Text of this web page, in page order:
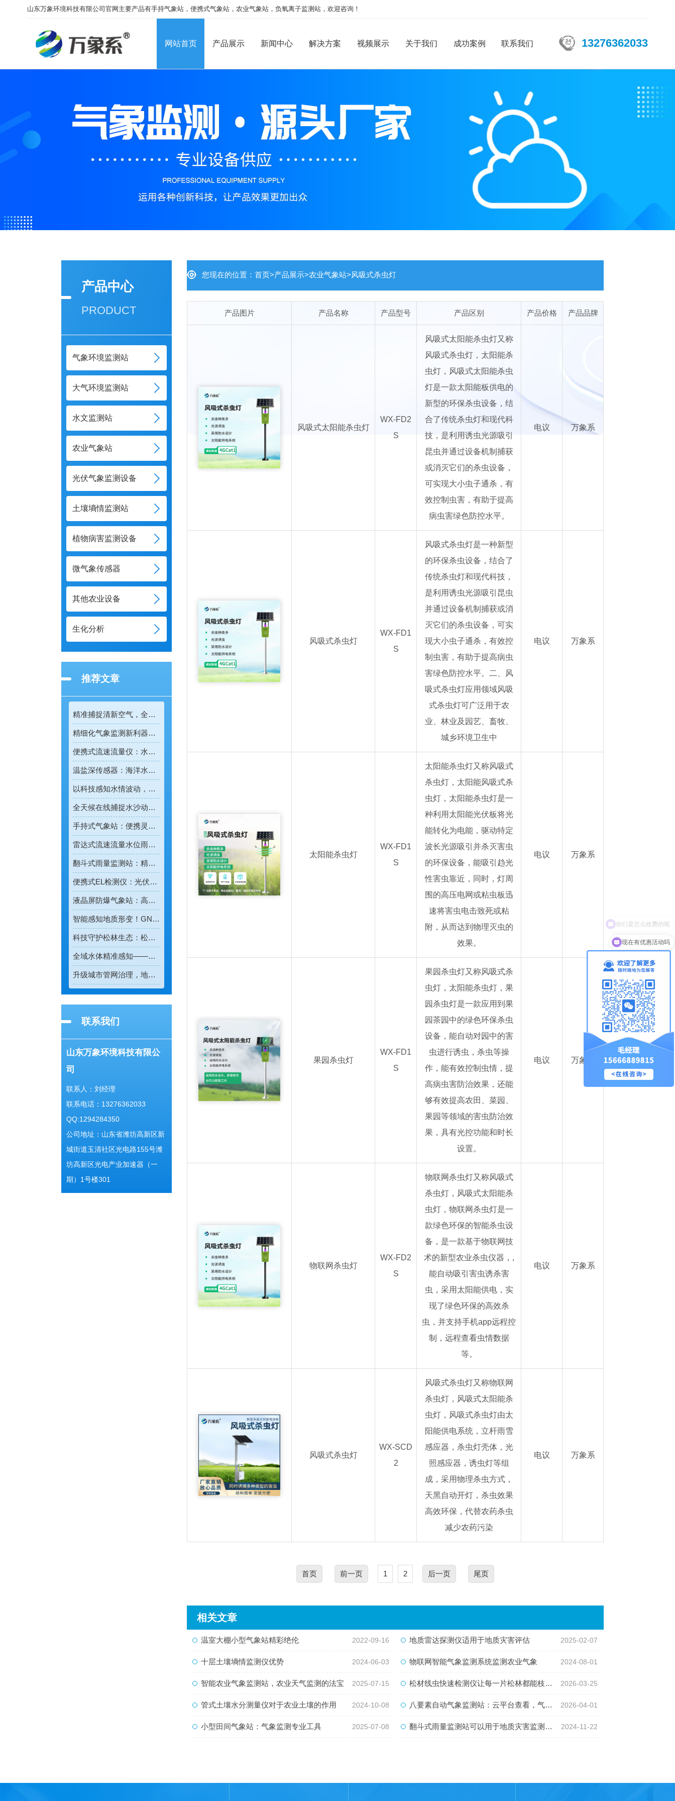
山东万象环境科技有限公司官网主要产品有手持气象站，便携式气象站，农业气象站，负氧离子监测站，欢迎咨询！
13276362033
网站首页 产品展示 新闻中心 解决方案 视频展示 关于我们 成功案例 联系我们
产品中心
PRODUCT
气象环境监测站
大气环境监测站
水文监测站
农业气象站
光伏气象监测设备
土壤墒情监测站
植物病害监测设备
微气象传感器
其他农业设备
生化分析
推荐文章
精准捕捉清新空气，全彩屏一体化负氧离子监测站量化生态优势
精细化气象监测新利器！雨雾滴谱仪精准识别各类雨雪雾天气
便携式流速流量仪：水文野外勘测的便携智能检测利器
温盐深传感器：海洋水环境智能监测的核心感知设备
以科技感知水情波动，河道水位监测站守护流域河道安全
全天候在线捕捉水沙动态，智能光电测沙仪守护水域水沙安全
手持式气象站：便携灵活的移动式气象监测智能设备
雷达式流速流量水位雨量监测站：全域水文智慧监测一体化设备
翻斗式雨量监测站：精准把控雨情的水利水文监测设备
便携式EL检测仪：光伏组件隐形缺陷的移动检测利器
液晶屏防爆气象站：高危场景专用的智能化气象监测设备
智能感知地质形变！GNSS位移监测系统守护全域地质安全
科技守护松林生态：松材线虫病检测仪助力林业精准防疫
全域水体精准感知——多普勒流速仪重塑水流测速新模式
升级城市管网治理，地下管网水文监测系统实现精细化管控
联系我们
山东万象环境科技有限公
司
联系人：刘经理
联系电话：13276362033
QQ:1294284350
公司地址：山东省潍坊高新区新
城街道玉清社区光电路155号潍
坊高新区光电产业加速器（一
期）1号楼301
您现在的位置： 首页>产品展示>农业气象站>风吸式杀虫灯
产品图片 产品名称 产品型号 产品区别 产品价格 产品品牌
风吸式太阳能杀虫灯
WX-FD2
S
风吸式太阳能杀虫灯又称
风吸式杀虫灯，太阳能杀
虫灯，风吸式太阳能杀虫
灯是一款太阳能板供电的
新型的环保杀虫设备，结
合了传统杀虫灯和现代科
技，是利用诱虫光源吸引
昆虫并通过设备机制捕获
或消灭它们的杀虫设备，
可实现大小虫子通杀，有
效控制虫害，有助于提高
病虫害绿色防控水平。
电议 万象系
风吸式杀虫灯
WX-FD1
S
风吸式杀虫灯是一种新型
的环保杀虫设备，结合了
传统杀虫灯和现代科技，
是利用诱虫光源吸引昆虫
并通过设备机制捕获或消
灭它们的杀虫设备，可实
现大小虫子通杀，有效控
制虫害，有助于提高病虫
害绿色防控水平。二、风
吸式杀虫灯应用领域风吸
式杀虫灯可广泛用于农
业、林业及园艺、畜牧、
城乡环境卫生中
电议 万象系
太阳能杀虫灯
WX-FD1
S
太阳能杀虫灯又称风吸式
杀虫灯，太阳能风吸式杀
虫灯，太阳能杀虫灯是一
种利用太阳能光伏板将光
能转化为电能，驱动特定
波长光源吸引并杀灭害虫
的环保设备，能吸引趋光
性害虫靠近，同时，灯周
围的高压电网或粘虫板迅
速将害虫电击致死或粘
附，从而达到物理灭虫的
效果。
电议 万象系
果园杀虫灯
WX-FD1
S
果园杀虫灯又称风吸式杀
虫灯，太阳能杀虫灯，果
园杀虫灯是一款应用到果
园茶园中的绿色环保杀虫
设备，能自动对园中的害
虫进行诱虫，杀虫等操
作，能有效控制虫情，提
高病虫害防治效果，还能
够有效提高农田、菜园、
果园等领域的害虫防治效
果，具有光控功能和时长
设置。
电议 万象系
物联网杀虫灯
WX-FD2
S
物联网杀虫灯又称风吸式
杀虫灯，风吸式太阳能杀
虫灯，物联网杀虫灯是一
款绿色环保的智能杀虫设
备，是一款基于物联网技
术的新型农业杀虫仪器，,
能自动吸引害虫诱杀害
虫，采用太阳能供电，实
现了绿色环保的高效杀
虫，并支持手机app远程控
制，远程查看虫情数据
等。
电议 万象系
风吸式杀虫灯
WX-SCD
2
风吸式杀虫灯又称物联网
杀虫灯，风吸式太阳能杀
虫灯，风吸式杀虫灯由太
阳能供电系统，立杆雨雪
感应器，杀虫灯壳体，光
照感应器，诱虫灯等组
成，采用物理杀虫方式，
天黑自动开灯，杀虫效果
高效环保，代替农药杀虫
减少农药污染
电议 万象系
首页 前一页 1 2 后一页 尾页
相关文章
温室大棚小型气象站精彩绝伦 2022-09-16 地质雷达探测仪适用于地质灾害评估 2025-02-07
十层土壤墒情监测仪优势 2024-06-03 物联网智能气象监测系统监测农业气象 2024-08-01
智能农业气象监测站，农业天气监测的法宝 2025-07-15 松材线虫快速检测仪让每一片松林都能枝繁叶茂 2026-03-25
管式土壤水分测量仪对于农业土壤的作用 2024-10-08 八要素自动气象监测站：云平台查看，气象数据随时掌握 2026-04-01
小型田间气象站：气象监测专业工具 2025-07-08 翻斗式雨量监测站可以用于地质灾害监测吗？ 2024-11-22
现在有优惠活动吗